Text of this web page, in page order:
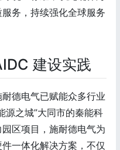
务，持续强化全球服务
建设实践
德电气已赋能众多行业
源之城”大同市的秦能科
区项目，施耐德电气为
一体化解决方案，不仅